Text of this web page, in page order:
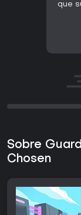
que
Sobre
Chosen